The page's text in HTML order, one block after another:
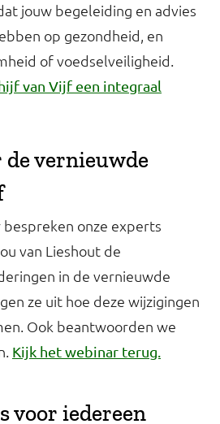
jouw begeleiding en advies
op gezondheid, en
of voedselveiligheid.
van Vijf een integraal
vernieuwde
onze experts
van Lieshout de
in de vernieuwde
ze uit hoe deze wijzigingen
Ook beantwoorden we
Kijk het webinar terug.
voor iedereen